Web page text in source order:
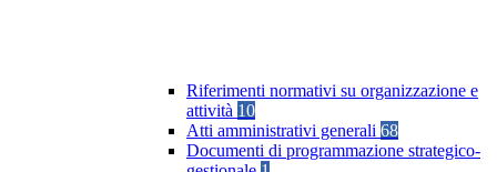
Riferimenti normativi su organizzazione e
attività 10
Atti amministrativi generali 68
Documenti di programmazione strategico-